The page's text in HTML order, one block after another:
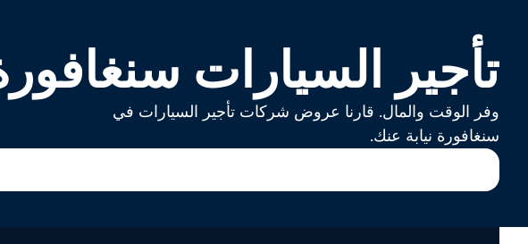
تأجير السيارات
وفر الوقت والمال. قارنا عروض شركات تأجير السيارات في
سنغافورة نيابة عنك.